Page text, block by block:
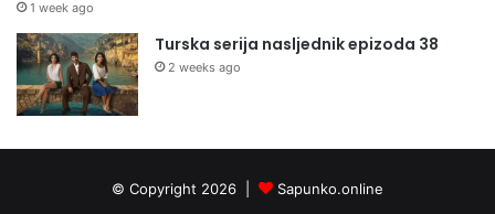
1 week ago
Turska serija nasljednik epizoda 38
2 weeks ago
© Copyright 2026 | Sapunko.online